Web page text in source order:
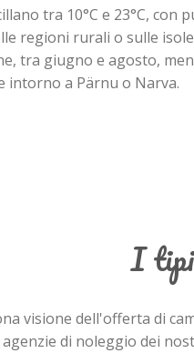
tra 10°C e 23°C, con
regioni rurali o sulle
tra giugno e agosto,
intorno a Pärnu o Narva.
I tipi
visione dell'offerta di
di noleggio dei